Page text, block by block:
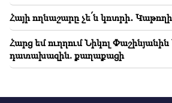
Հայի ողնաշարը չե՛ն կոտրի․
Հարց եմ ուղղում Նիկոլ
դատախազին. քաղաքացի